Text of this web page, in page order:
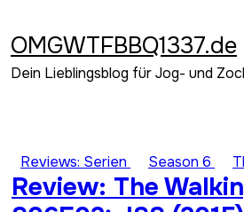
springen
OMGWTFBBQ1337.de
Dein Lieblingsblog für Jog- und
Reviews: Serien Season 6
Review: The